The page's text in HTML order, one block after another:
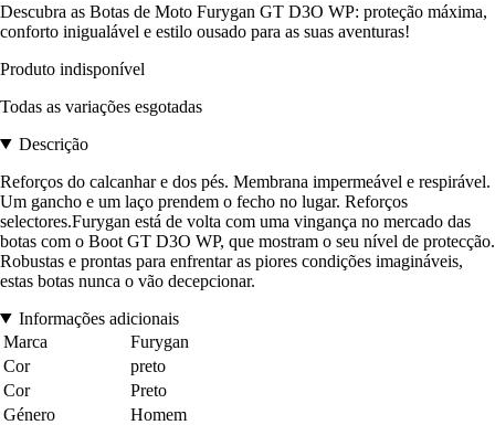
Descubra as Botas de Moto Furygan GT D3O WP: proteção máxima,
conforto inigualável e estilo ousado para as suas aventuras!
Produto indisponível
Todas as variações esgotadas
Descrição
Reforços do calcanhar e dos pés. Membrana impermeável e respirável.
Um gancho e um laço prendem o fecho no lugar. Reforços
selectores.Furygan está de volta com uma vingança no mercado das
botas com o Boot GT D3O WP, que mostram o seu nível de protecção.
Robustas e prontas para enfrentar as piores condições imagináveis,
estas botas nunca o vão decepcionar.
Informações adicionais
Marca
Furygan
Cor
preto
Cor
Preto
Género
Homem